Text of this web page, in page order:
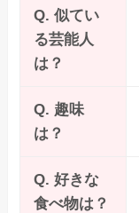
Q. 似てい
る芸能人
は？
Q. 趣味
は？
Q. 好きな
食べ物は？